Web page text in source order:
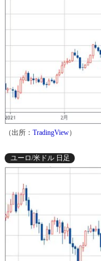
（出所： TradingView）
ユーロ/米ドル 日足